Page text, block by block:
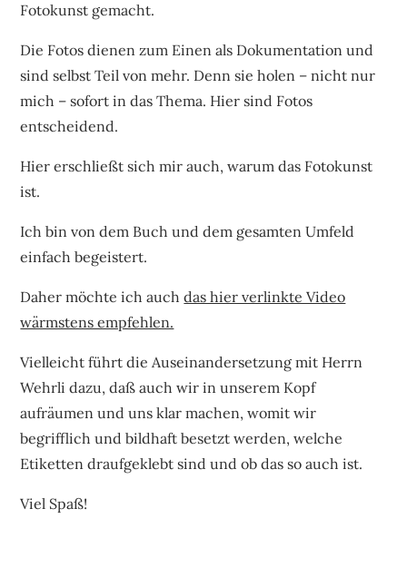
Fotokunst gemacht.
Die Fotos dienen zum Einen als Dokumentation und
sind selbst Teil von mehr. Denn sie holen – nicht nur
mich – sofort in das Thema. Hier sind Fotos
entscheidend.
Hier erschließt sich mir auch, warum das Fotokunst
ist.
Ich bin von dem Buch und dem gesamten Umfeld
einfach begeistert.
Daher möchte ich auchdas hier verlinkte Video
wärmstens empfehlen.
Vielleicht führt die Auseinandersetzung mit Herrn
Wehrli dazu, daß auch wir in unserem Kopf
aufräumen und uns klar machen, womit wir
begrifflich und bildhaft besetzt werden, welche
Etiketten draufgeklebt sind und ob das so auch ist.
Viel Spaß!